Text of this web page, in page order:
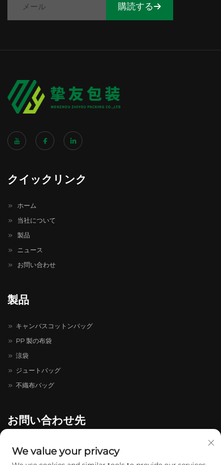
購読する
クイックリンク
ホーム
当社について
製品
ニュース
お問い合わせ
製品
キャンバスコットンバッグ
PP 製の布袋
涼袋
ジュートバッグ
不織布バッグ
お問い合わせ先
浙江省龍港市彩虹大道511-731番地、虹智慧先鋒園20棟4階402号
+86-13174934862
We value your privacy